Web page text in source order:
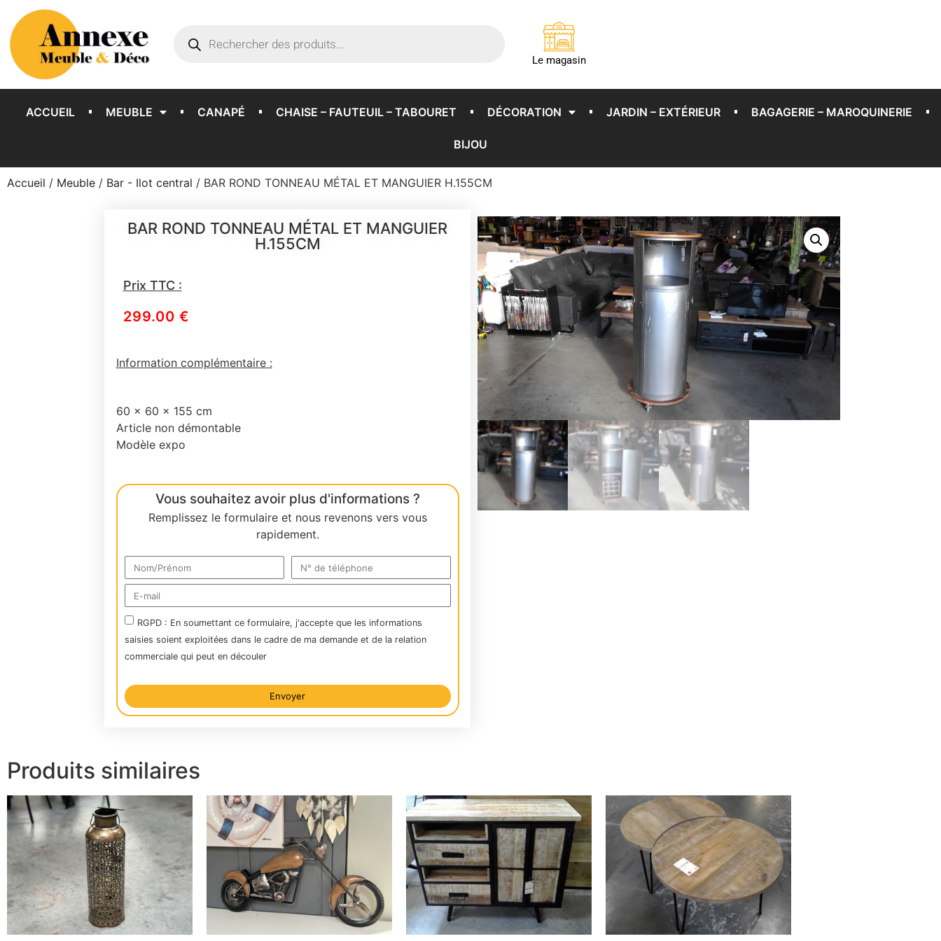
Le magasin
ACCUEIL MEUBLE CANAPÉ CHAISE – FAUTEUIL – TABOURET DÉCORATION JARDIN – EXTÉRIEUR BAGAGERIE – MAROQUINERIE
BIJOU
Accueil / Meuble / Bar - Ilot central / BAR ROND TONNEAU MÉTAL ET MANGUIER H.155CM
BAR ROND TONNEAU MÉTAL ET MANGUIER
H.155CM
Prix TTC :
299.00 €
Information complémentaire :
60 x 60 x 155 cm
Article non démontable
Modèle expo
Vous souhaitez avoir plus d'informations ?
Remplissez le formulaire et nous revenons vers vous
rapidement.
RGPD : En soumettant ce formulaire, j'accepte que les informations
saisies soient exploitées dans le cadre de ma demande et de la relation
commerciale qui peut en découler
Envoyer
Alternative:
Produits similaires